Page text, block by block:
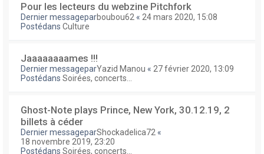
Pour les lecteurs du webzine Pitchfork
Dernier messageparboubou62 « 24 mars 2020, 15:08
Postédans Culture
Jaaaaaaaames !!!
Dernier messageparYazid Manou « 27 février 2020, 13:09
Postédans Soirées, concerts...
Ghost-Note plays Prince, New York, 30.12.19, 2
billets à céder
Dernier messageparShockadelica72 «
18 novembre 2019, 23:20
Postédans Soirées, concerts...